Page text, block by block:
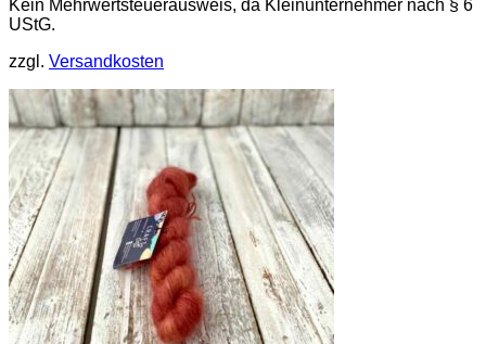
Kein Mehrwertsteuerausweis, da Kleinunternehmer nach § 6
UStG.
zzgl. Versandkosten